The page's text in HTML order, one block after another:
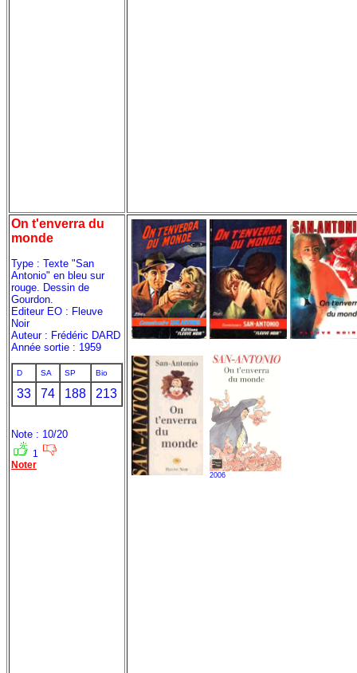
On t'enverra du
monde
Type : Texte "San
Antonio" en bleu sur
rouge. Dessin de
Gourdon.
Editeur EO : Fleuve
Noir
Auteur : Frédéric DARD
Année sortie : 1959
D SA SP Bio
33 74 188 213
Note : 10/20
1
Noter
2006